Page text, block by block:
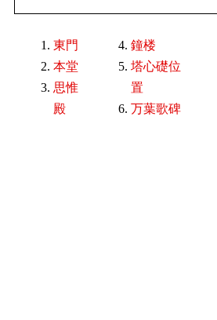
東門
本堂
思惟
殿
鐘楼
塔心礎位
置
万葉歌碑